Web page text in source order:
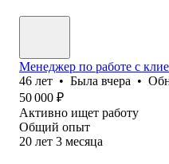
Менеджер по работе с
46 лет • Была вчера •
50 000 ₽
Активно ищет работу
Общий опыт
20 лет 3 месяца